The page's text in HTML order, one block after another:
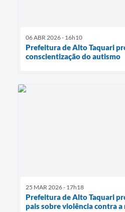
06 ABR 2026 - 16h10
Prefeitura de Alto Taquari
conscientização do autismo
25 MAR 2026 - 17h18
Prefeitura de Alto Taquari
pais sobre violência contra